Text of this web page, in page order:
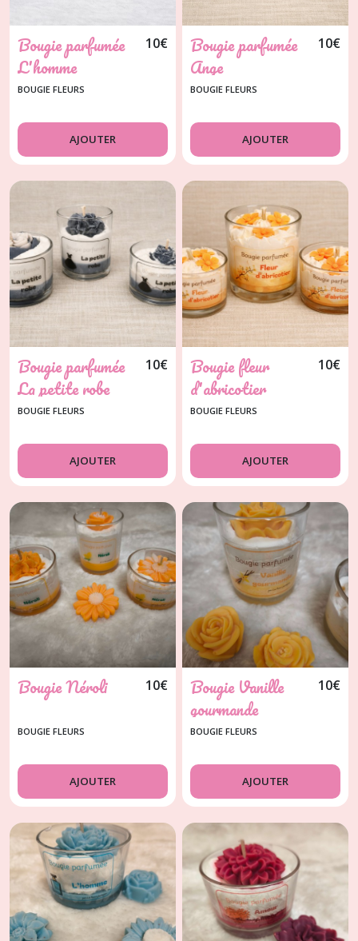
Bougie parfumée
L'homme
10€
BOUGIE FLEURS
AJOUTER
Bougie parfumée
Ange
10€
BOUGIE FLEURS
AJOUTER
Bougie parfumée
La petite robe
10€
BOUGIE FLEURS
AJOUTER
Bougie fleur
d'abricotier
10€
BOUGIE FLEURS
AJOUTER
Bougie Néroli 10€
BOUGIE FLEURS
AJOUTER
Bougie Vanille
gourmande
10€
BOUGIE FLEURS
AJOUTER